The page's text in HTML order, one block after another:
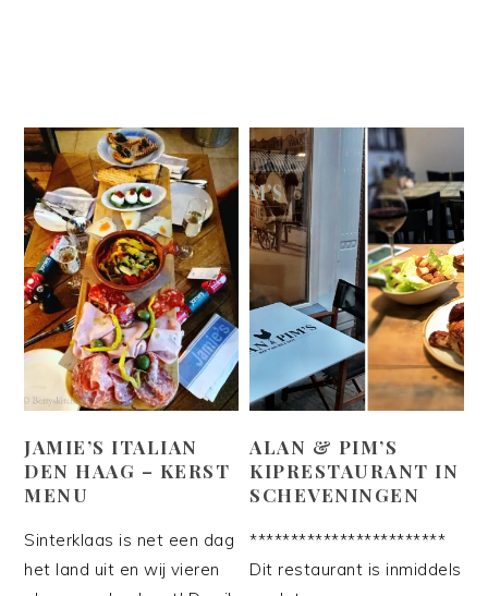
JAMIE’S ITALIAN
DEN HAAG – KERST
MENU
Sinterklaas is net een dag
het land uit en wij vieren
ALAN & PIM’S
KIPRESTAURANT IN
SCHEVENINGEN
************************
Dit restaurant is inmiddels